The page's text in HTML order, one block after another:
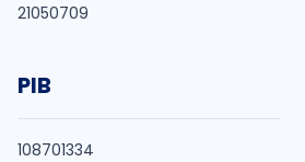
21050709
PIB
108701334